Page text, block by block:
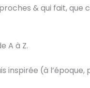
& qui fait, que
A à Z.
inspirée (à l’époque,